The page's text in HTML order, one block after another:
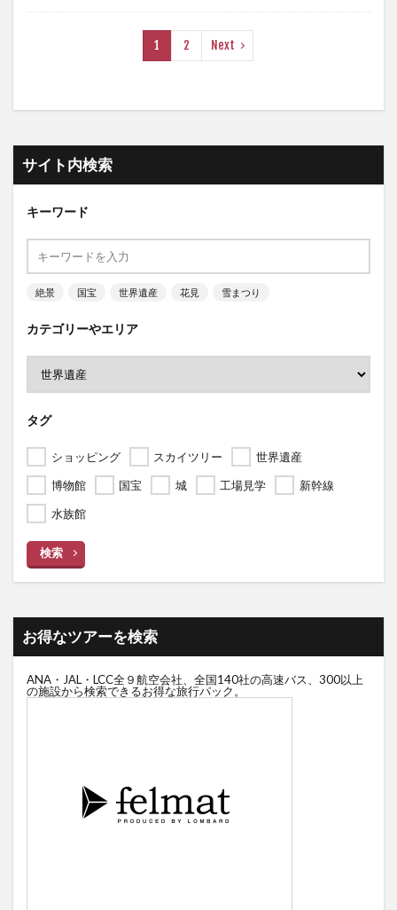
1 2 Next
サイト内検索
キーワード
絶景 国宝 世界遺産 花見 雪まつり
カテゴリーやエリア
タグ
ショッピング スカイツリー
世界遺産
博物館
国宝 城 工場見学
新幹線
水族館
検索
お得なツアーを検索
ANA・JAL・LCC全９航空会社、全国140社の高速バス、300以上
の施設から検索できるお得な旅行パック。